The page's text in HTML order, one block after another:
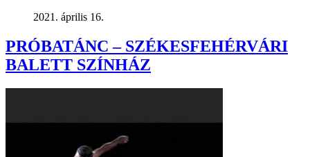
2021. április 16.
PRÓBATÁNC – SZÉKESFEHÉRVÁRI
BALETT SZÍNHÁZ